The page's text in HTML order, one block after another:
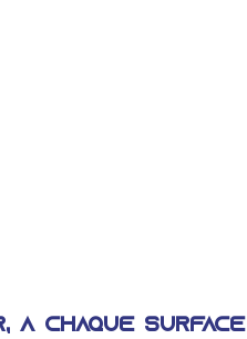
à chaque surface